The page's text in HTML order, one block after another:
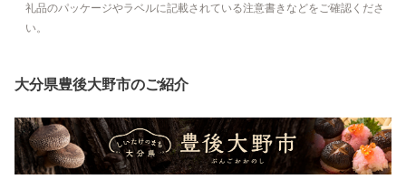
礼品のパッケージやラベルに記載されている注意書きなどをご確認くださ
い。
大分県豊後大野市のご紹介